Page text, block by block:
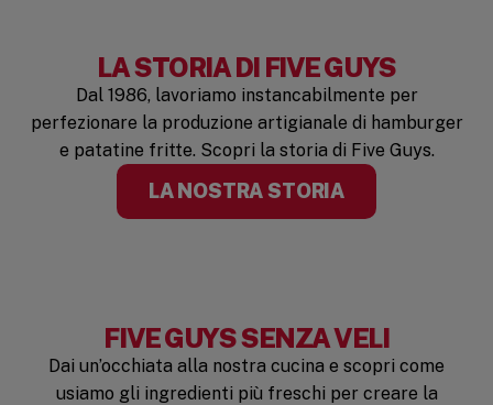
LA STORIA DI FIVE GUYS
Dal 1986, lavoriamo instancabilmente per
perfezionare la produzione artigianale di hamburger
e patatine fritte. Scopri la storia di Five Guys.
LA NOSTRA STORIA
FIVE GUYS SENZA VELI
Dai un’occhiata alla nostra cucina e scopri come
usiamo gli ingredienti più freschi per creare la